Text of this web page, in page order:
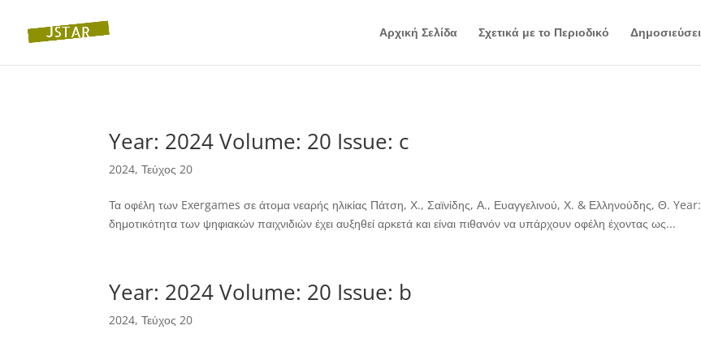
Αρχική Σελίδα Σχετικά με το Περιοδικό
Year: 2024 Volume: 20 Issue: c
2024,Τεύχος 20
Τα οφέλη των Exergames σε άτομα νεαρής ηλικίας Πάτση, Χ., Σαϊνίδης, Α., Ευαγγελινού, Χ. & Ελληνούδης, Θ.
δημοτικότητα των ψηφιακών παιχνιδιών έχει αυξηθεί αρκετά και είναι πιθανόν να υπάρχουν οφέλη έχοντας ως...
Year: 2024 Volume: 20 Issue: b
2024,Τεύχος 20